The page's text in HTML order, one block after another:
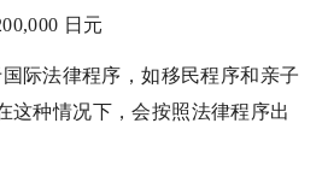
日元
际法律程序，如移民程序和亲子
这种情况下，会按照法律程序出